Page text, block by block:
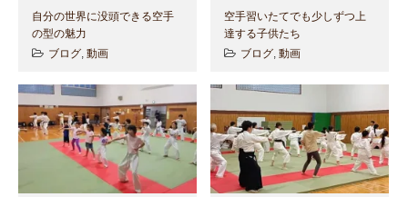
自分の世界に没頭できる空手
の型の魅力
ブログ, 動画
空手習いたてでも少しずつ上
達する子供たち
ブログ, 動画